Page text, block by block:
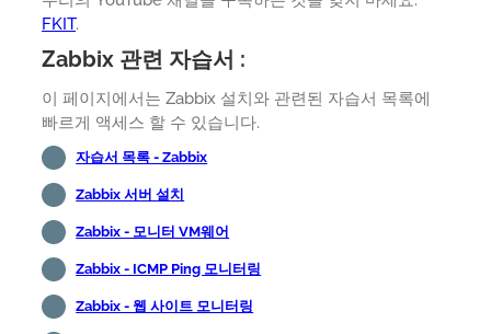
FKIT.
Zabbix 관련 자습서 :
이 페이지에서는 Zabbix 설치와 관련된 자습서 목록에
빠르게 액세스 할 수 있습니다.
자습서 목록 - Zabbix
Zabbix 서버 설치
Zabbix - 모니터 VM웨어
Zabbix - ICMP Ping 모니터링
Zabbix - 웹 사이트 모니터링